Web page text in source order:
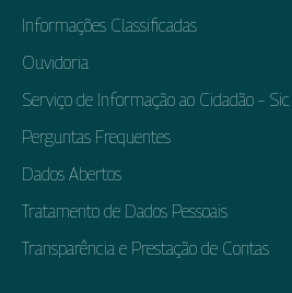
Informações Classificadas
Ouvidoria
Serviço de Informação ao Cidadão – Sic
Perguntas Frequentes
Dados Abertos
Tratamento de Dados Pessoais
Transparência e Prestação de Contas